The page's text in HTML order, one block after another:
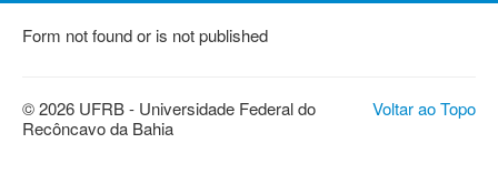
Form not found or is not published
Voltar ao Topo
© 2026 UFRB - Universidade Federal do
Recôncavo da Bahia